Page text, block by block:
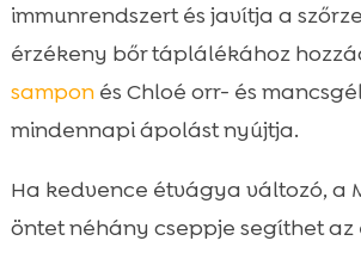
immunrendszert és javítja a
érzékeny bőr táplálékához
samponés Chloé orr- és
mindennapi ápolást nyújtja.
Ha kedvence étvágya változó, a
öntet néhány cseppje segíthet